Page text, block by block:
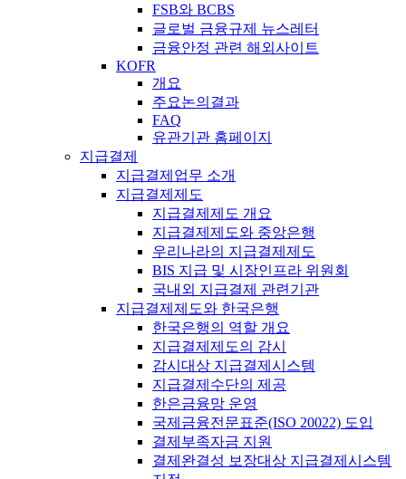
FSB와 BCBS
글로벌 금융규제 뉴스레터
금융안정 관련 해외사이트
KOFR
개요
주요논의결과
FAQ
유관기관 홈페이지
지급결제
지급결제업무 소개
지급결제제도
지급결제제도 개요
지급결제제도와 중앙은행
우리나라의 지급결제제도
BIS 지급 및 시장인프라 위원회
국내외 지급결제 관련기관
지급결제제도와 한국은행
한국은행의 역할 개요
지급결제제도의 감시
감시대상 지급결제시스템
지급결제수단의 제공
한은금융망 운영
국제금융전문표준(ISO 20022) 도입
결제부족자금 지원
결제완결성 보장대상 지급결제시스템